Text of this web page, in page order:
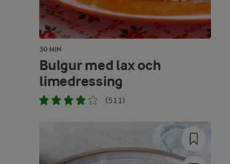
30 MIN
Bulgur med lax och
limedressing
(511)